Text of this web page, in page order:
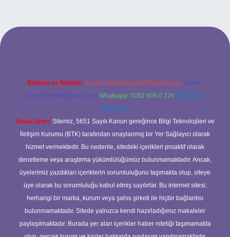
Reklam ve İletişim: E-mail: backlinkpaneli@gmail.com Teams:
forumhizmeti@gmail.com Whatsapp: 0262 606 0 726 Telegram:
@karabul
Yasal Uyarı: Sitemiz, 5651 Sayılı Kanun gereğince Bilgi Teknolojileri ve
İletişim Kurumu (BTK) tarafından onaylanmış bir Yer Sağlayıcı olarak
hizmet vermektedir. Bu nedenle, sitedeki içerikleri proaktif olarak
denetleme veya araştırma yükümlülüğümüz bulunmamaktadır. Ancak,
üyelerimiz yazdıkları içeriklerin sorumluluğunu taşımakta olup, siteye
üye olarak bu sorumluluğu kabul etmiş sayılırlar. Bu internet sitesi,
herhangi bir marka, kurum veya şahıs şirketi ile hiçbir bağlantısı
bulunmamaktadır. Sitede yalnızca kendi hazırladığımız makaleler
paylaşılmaktadır. Burada yer alan içerikler haber niteliği taşımamakta